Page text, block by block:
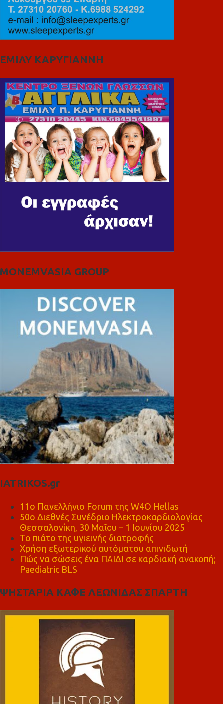
ΕΜΙΛΥ ΚΑΡΥΓΙΑΝΝΗ
MONEMVASIA GROUP
IATRIKOS.gr
11ο Πανελλήνιο Forum της W4O Hellas
50ο Διεθνές Συνέδριο Ηλεκτροκαρδιολογίας
Θεσσαλονίκη, 30 Μαΐου – 1 Ιουνίου 2025
Το πιάτο της υγιεινής διατροφής
Χρήση εξωτερικού αυτόματου απινιδωτή
Πώς να σώσεις ένα ΠΑΙΔΙ σε καρδιακή ανακοπή;
Paediatric BLS
ΨΗΣΤΑΡΙΑ ΚΑΦΕ ΛΕΩΝΙΔΑΣ ΣΠΑΡΤΗ